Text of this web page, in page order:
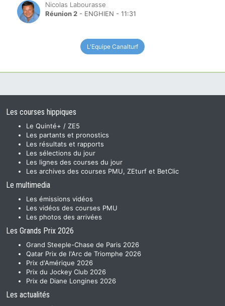
Nicolas Labourasse
Réunion 2 - ENGHIEN - 11:31
L'Equipe Canalturf
Les courses hippiques
Le Quinté+ / ZE5
Les partants et pronostics
Les résultats et rapports
Les sélections du jour
Les lignes des courses du jour
Les archives des courses PMU, ZEturf et BetClic
Le multimedia
Les émissions vidéos
Les vidéos des courses PMU
Les photos des arrivées
Les Grands Prix 2026
Grand Steeple-Chase de Paris 2026
Qatar Prix de l'Arc de Triomphe 2026
Prix d'Amérique 2026
Prix du Jockey Club 2026
Prix de Diane Longines 2026
Les actualités